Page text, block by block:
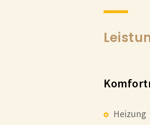
Heizung